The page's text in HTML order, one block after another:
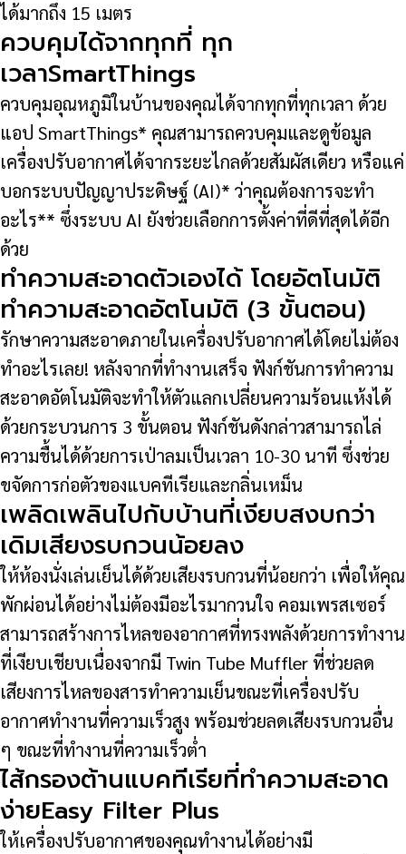
ได้มากถึง 15 เมตร
ควบคุมได้จากทุกที่ ทุก
เวลาSmartThings
ควบคุมอุณหภูมิในบ้านของคุณได้จากทุกที่ทุกเวลา ด้วย
แอป SmartThings* คุณสามารถควบคุมและดูข้อมูล
เครื่องปรับอากาศได้จากระยะไกลด้วยสัมผัสเดียว หรือแค่
บอกระบบปัญญาประดิษฐ์ (AI)* ว่าคุณต้องการจะทำ
อะไร** ซึ่งระบบ AI ยังช่วยเลือกการตั้งค่าที่ดีที่สุดได้อีก
ด้วย
ทำความสะอาดตัวเองได้ โดยอัตโนมัติ
ทำความสะอาดอัตโนมัติ (3 ขั้นตอน)
รักษาความสะอาดภายในเครื่องปรับอากาศได้โดยไม่ต้อง
ทำอะไรเลย! หลังจากที่ทำงานเสร็จ ฟังก์ชันการทำความ
สะอาดอัตโนมัติจะทำให้ตัวแลกเปลี่ยนความร้อนแห้งได้
ด้วยกระบวนการ 3 ขั้นตอน ฟังก์ชันดังกล่าวสามารถไล่
ความชื้นได้ด้วยการเป่าลมเป็นเวลา 10-30 นาที ซึ่งช่วย
ขจัดการก่อตัวของแบคทีเรียและกลิ่นเหม็น
เพลิดเพลินไปกับบ้านที่เงียบสงบกว่า
เดิมเสียงรบกวนน้อยลง
ให้ห้องนั่งเล่นเย็นได้ด้วยเสียงรบกวนที่น้อยกว่า เพื่อให้คุณ
พักผ่อนได้อย่างไม่ต้องมีอะไรมากวนใจ คอมเพรสเซอร์
สามารถสร้างการไหลของอากาศที่ทรงพลังด้วยการทำงาน
ที่เงียบเชียบเนื่องจากมี Twin Tube Muffler ที่ช่วยลด
เสียงการไหลของสารทำความเย็นขณะที่เครื่องปรับ
อากาศทำงานที่ความเร็วสูง พร้อมช่วยลดเสียงรบกวนอื่น
ๆ ขณะที่ทำงานที่ความเร็วต่ำ
ไส้กรองต้านแบคทีเรียที่ทำความสะอาด
ง่ายEasy Filter Plus
ให้เครื่องปรับอากาศของคุณทำงานได้อย่างมี